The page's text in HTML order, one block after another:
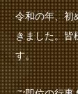
令和の年、初
きました。皆
す。